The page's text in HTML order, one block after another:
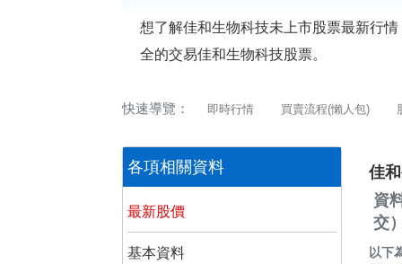
想了解佳和生物科技未上市股票最新行
全的交易佳和生物科技股票。
快速導覽： 即時行情 買賣流程(懶人包)
各項相關資料
最新股價
基本資料
佳
資
交
以下